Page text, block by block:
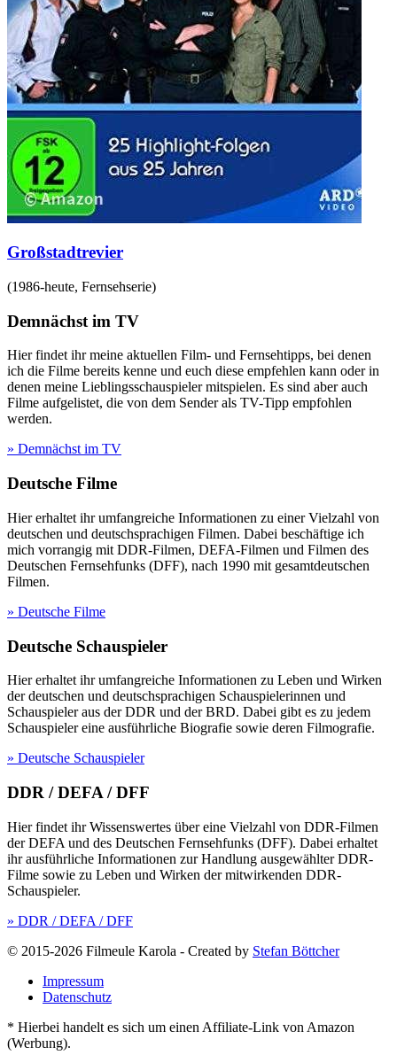
Großstadtrevier
(1986-heute, Fernsehserie)
Demnächst im TV
Hier findet ihr meine aktuellen Film- und Fernsehtipps, bei denen
ich die Filme bereits kenne und euch diese empfehlen kann oder in
denen meine Lieblingsschauspieler mitspielen. Es sind aber auch
Filme aufgelistet, die von dem Sender als TV-Tipp empfohlen
werden.
» Demnächst im TV
Deutsche Filme
Hier erhaltet ihr umfangreiche Informationen zu einer Vielzahl von
deutschen und deutschsprachigen Filmen. Dabei beschäftige ich
mich vorrangig mit DDR-Filmen, DEFA-Filmen und Filmen des
Deutschen Fernsehfunks (DFF), nach 1990 mit gesamtdeutschen
Filmen.
» Deutsche Filme
Deutsche Schauspieler
Hier erhaltet ihr umfangreiche Informationen zu Leben und Wirken
der deutschen und deutschsprachigen Schauspielerinnen und
Schauspieler aus der DDR und der BRD. Dabei gibt es zu jedem
Schauspieler eine ausführliche Biografie sowie deren Filmografie.
» Deutsche Schauspieler
DDR / DEFA / DFF
Hier findet ihr Wissenswertes über eine Vielzahl von DDR-Filmen
der DEFA und des Deutschen Fernsehfunks (DFF). Dabei erhaltet
ihr ausführliche Informationen zur Handlung ausgewählter DDR-
Filme sowie zu Leben und Wirken der mitwirkenden DDR-
Schauspieler.
» DDR / DEFA / DFF
© 2015-2026 Filmeule Karola - Created by Stefan Böttcher
Impressum
Datenschutz
* Hierbei handelt es sich um einen Affiliate-Link von Amazon
(Werbung).